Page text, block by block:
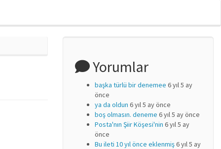
Yorumlar
başka türlü bir denemee 6 yıl 5 ay
önce
ya da oldun 6 yıl 5 ay önce
boş olmasın. deneme 6 yıl 5 ay önce
Posta'nın Şiir Köşesi'nin 6 yıl 5 ay
önce
Bu ileti 10 yıl önce eklenmiş6 yıl 5 ay